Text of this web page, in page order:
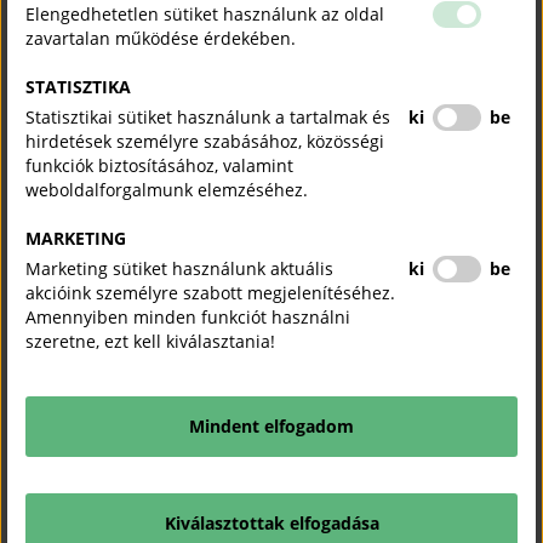
kénytelen voltak működésüket felfüggeszteni – mint például a
turizmus és a vendéglátás –, is megkapnák az esélyt az
igénybe vehetnék ezeket a szolgáltatásokat.
A védettség státuszának ellenőrzéséhez egy applikáció
bevezetését javasoljuk, amellyel bárhol és bármikor
koronavírussal szembeni védettségét.
Magyar Kereskedelmi és Iparkamara
KAPCSOLÓDÓ TARTALMAK
tőkebefektetéseinek végrehajtása az MFB döntését követően
Magyar Kereskedelmi és Iparkamara
Sajtóközlemény
Elengedhetetlen sütiket használunk az oldal
zavartalan működése érdekében.
STATISZTIKA
Statisztikai sütiket használunk a tartalmak és
hirdetések személyre szabásához, közösségi
funkciók biztosításához, valamint
weboldalforgalmunk elemzéséhez.
ki be
MARKETING
Marketing sütiket használunk aktuális
akcióink személyre szabott megjelenítéséhez.
Amennyiben minden funkciót használni
szeretne, ezt kell kiválasztania!
ki be
Mindent elfogadom
Kiválasztottak elfogadása